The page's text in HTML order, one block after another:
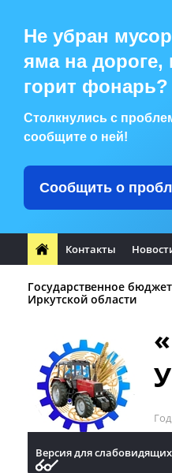
Не убран
яма на дороге,
горит фонарь?
Столкнулись с
сообщите о ней!
Сообщить о
Контакты
Государственное
Иркутской области
Версия для слабовидящих